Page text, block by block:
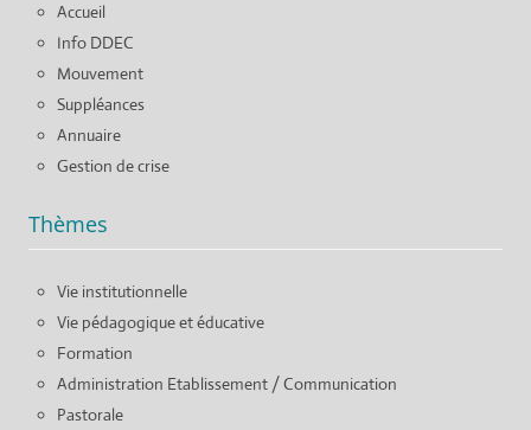
Accueil
Info DDEC
Mouvement
Suppléances
Annuaire
Gestion de crise
Thèmes
Vie institutionnelle
Vie pédagogique et éducative
Formation
Administration Etablissement / Communication
Pastorale